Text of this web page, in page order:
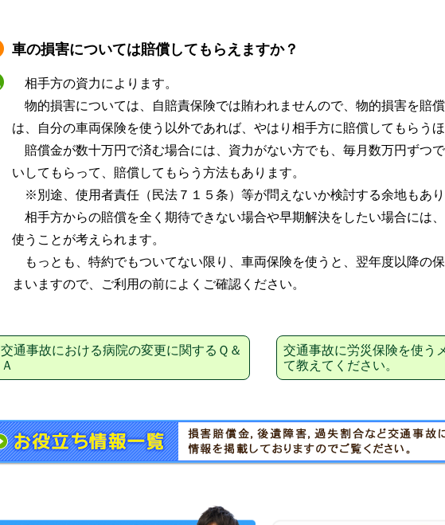
車の損害については賠償してもらえますか？
相手方の資力によります。
物的損害については、自賠責保険では賄われませんので、物的損害を賠
は、自分の車両保険を使う以外であれば、やはり相手方に賠償してもらうほ
賠償金が数十万円で済む場合には、資力がない方でも、毎月数万円ずつ
いしてもらって、賠償してもらう方法もあります。
※別途、使用者責任（民法７１５条）等が問えないか検討する余地もあり
相手方からの賠償を全く期待できない場合や早期解決をしたい場合には
使うことが考えられます。
もっとも、特約でもついてない限り、車両保険を使うと、翌年度以降の
まいますので、ご利用の前によくご確認ください。
交通事故における病院の変更に関するＱ＆
Ａ
交通事故に労災保険を使う
て教えてください。